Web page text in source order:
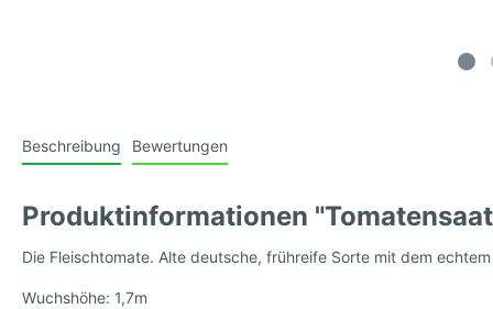
Sorten,
Beschreibung Bewertungen
Produktinformationen
Die Fleischtomate. Alte deutsche, frühreife Sorte mit dem
Wuchshöhe: 1,7m